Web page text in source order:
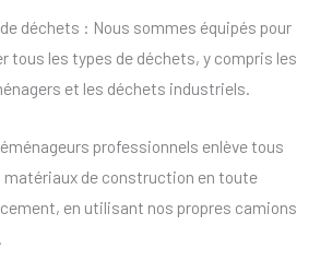
déchets : Nous sommes équipés pour
tous les types de déchets, y compris les
et les déchets industriels.
professionnels enlève tous
matériaux de construction en toute
en utilisant nos propres camions